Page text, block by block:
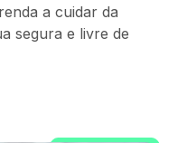
a cuidar da
segura e livre de